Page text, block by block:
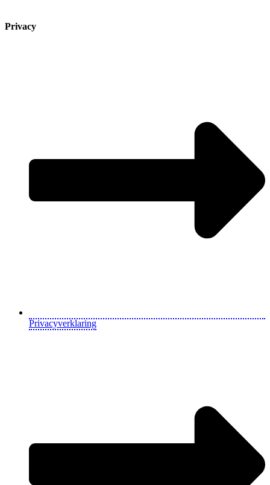
Privacy
Privacyverklaring